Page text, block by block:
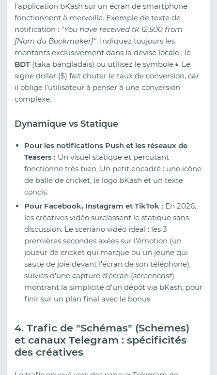
l'application bKash sur un écran de smartphone
fonctionnent à merveille. Exemple de texte de
notification : "You have received tk 12,500 from
[Nom du Bookmaker]". Indiquez toujours les
montants exclusivement dans la devise locale : le
BDT (taka bangladais) ou utilisez le symbole ৳. Le
signe dollar ($) fait chuter le taux de conversion, car
il oblige l'utilisateur à penser à une conversion
complexe.
Dynamique vs Statique
Pour les notifications Push et les réseaux de
Teasers : Un visuel statique et percutant
fonctionne très bien. Un petit encadré : une icône
de balle de cricket, le logo bKash et un texte
concis.
Pour Facebook, Instagram et TikTok : En 2026,
les créatives vidéo surclassent le statique sans
discussion. Le scénario vidéo idéal : les 3
premières secondes axées sur l'émotion (un
joueur de cricket qui marque ou un jeune qui
saute de joie devant l'écran de son téléphone),
suivies d'une capture d'écran (screencast)
montrant la simplicité d'un dépôt via bKash, pour
finir sur un plan final avec le bonus.
4. Trafic de "Schémas" (Schemes)
et canaux Telegram : spécificités
des créatives